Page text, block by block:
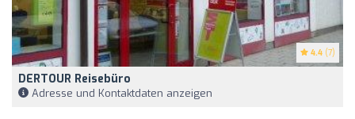
4.4 (7)
DERTOUR Reisebüro
Adresse und Kontaktdaten anzeigen